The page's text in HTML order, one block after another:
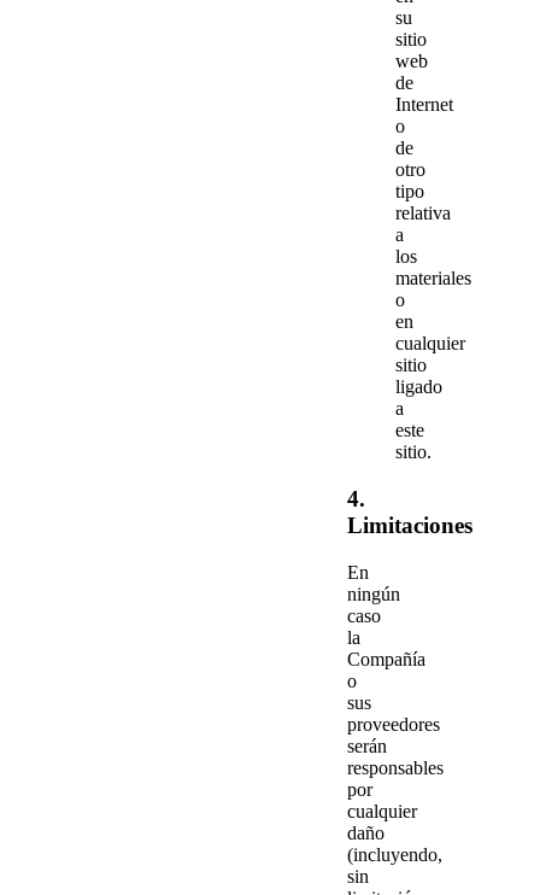
su
sitio
web
de
Internet
o
de
otro
tipo
relativa
a
los
materiales
o
en
cualquier
sitio
ligado
a
este
sitio.
4.
Limitaciones
En
ningún
caso
la
Compañía
o
sus
proveedores
serán
responsables
por
cualquier
daño
(incluyendo,
sin